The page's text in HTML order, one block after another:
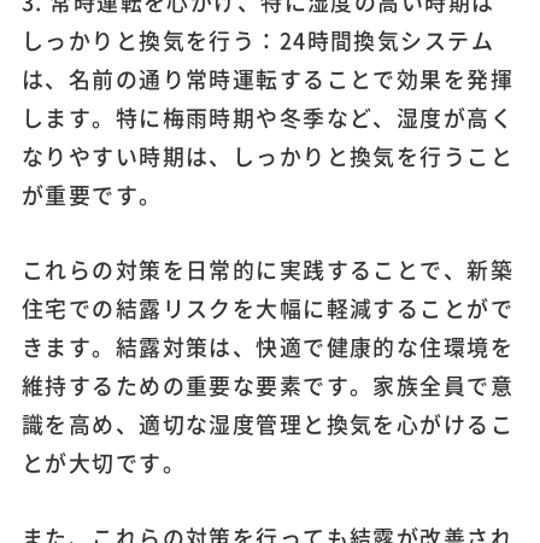
しっかりと換気を行う：24時間換気システム
は、名前の通り常時運転することで効果を発揮
します。特に梅雨時期や冬季など、湿度が高く
なりやすい時期は、しっかりと換気を行うこと
が重要です。
これらの対策を日常的に実践することで、新築
住宅での結露リスクを大幅に軽減することがで
きます。結露対策は、快適で健康的な住環境を
維持するための重要な要素です。家族全員で意
識を高め、適切な湿度管理と換気を心がけるこ
とが大切です。